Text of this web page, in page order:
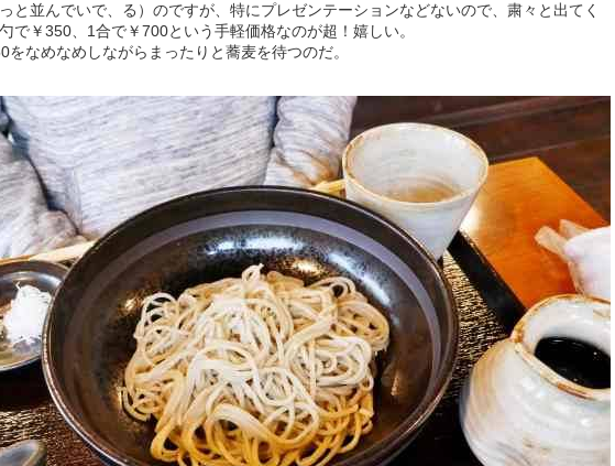
と並んでいで、る）のですが、特にプレゼンテーションなどないので、粛々と出てく
で￥350、1合で￥700という手軽価格なのが超！嬉しい。
をなめなめしながらまったりと蕎麦を待つのだ。